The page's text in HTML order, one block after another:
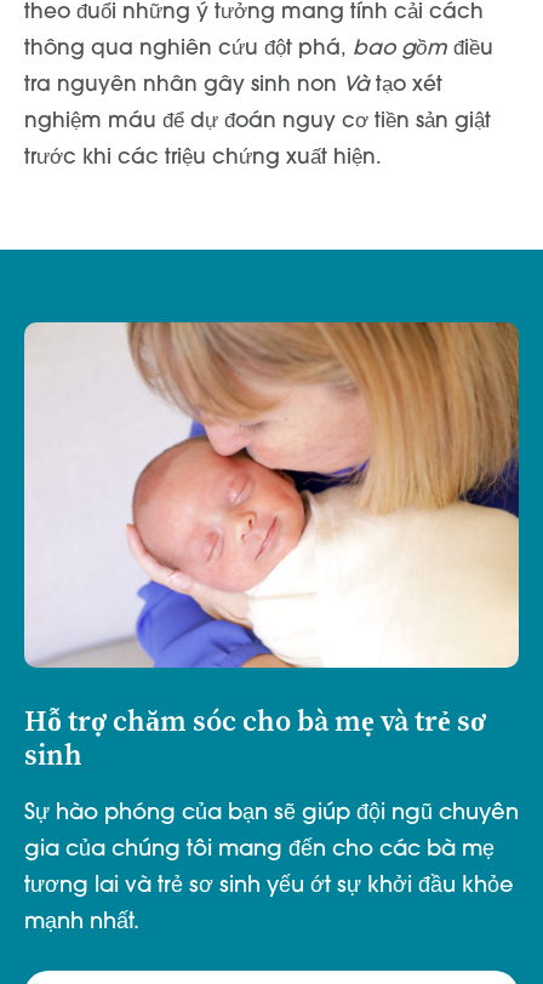
theo đuổi những ý tưởng mang tính cải cách
thông qua nghiên cứu đột phá, bao gồm điều
tra nguyên nhân gây sinh non Vàtạo xét
nghiệm máu để dự đoán nguy cơ tiền sản giật
trước khi các triệu chứng xuất hiện.
Hỗ trợ chăm sóc cho bà mẹ và trẻ sơ
sinh
Sự hào phóng của bạn sẽ giúp đội ngũ chuyên
gia của chúng tôi mang đến cho các bà mẹ
tương lai và trẻ sơ sinh yếu ớt sự khởi đầu khỏe
mạnh nhất.